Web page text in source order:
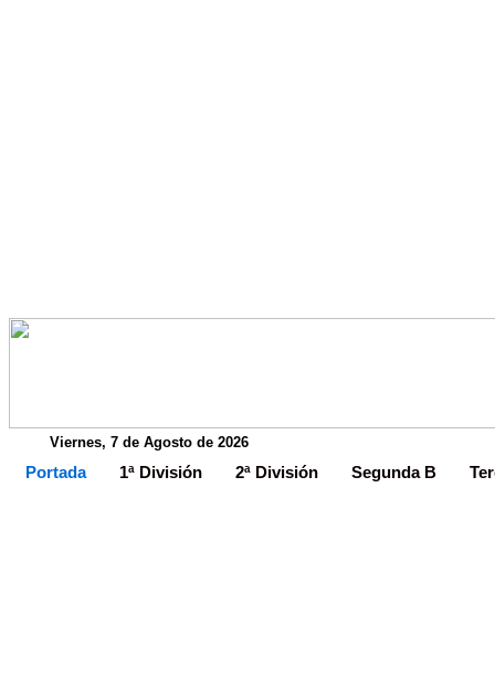
Viernes, 7 de Agosto de 2026
Portada 1ª División 2ª División Segunda B